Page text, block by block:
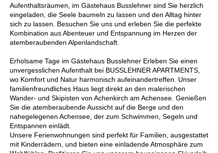
Aufenthaltsräumen, im Gästehaus Busslehner sind Sie herzlich
eingeladen, die Seele baumeln zu lassen und den Alltag hinter
sich zu lassen. Besuchen Sie uns und erleben Sie die perfekte
Kombination aus Abenteuer und Entspannung im Herzen der
atemberaubenden Alpenlandschaft.
Erholsame Tage im Gästehaus Busslehner Erleben Sie einen
unvergesslichen Aufenthalt bei BUSSLEHNER APARTMENTS,
wo Komfort und Natur harmonisch aufeinandertreffen. Unser
familienfreundliches Haus liegt direkt an den malerischen
Wander- und Skipisten von Achenkirch am Achensee. Genießen
Sie die atemberaubende Aussicht auf die Berge und den
nahegelegenen Achensee, der zum Schwimmen, Segeln und
Entspannen einlädt.
Unsere Ferienwohnungen sind perfekt für Familien, ausgestattet
mit Kinderrädern, und bieten eine einladende Atmosphäre zum